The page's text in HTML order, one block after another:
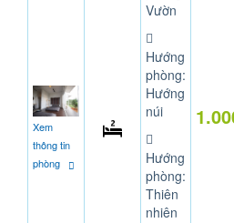
Xem
thông tin
phòng
Vườn
Hướng
phòng:
Hướng
núi
Hướng
phòng:
Thiên
nhiên